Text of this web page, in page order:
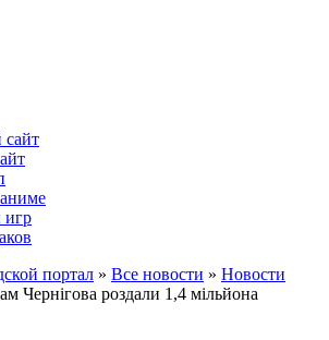
сайт
игр
портал » Все новости » Новости
Чернігова роздали 1,4 мільйона